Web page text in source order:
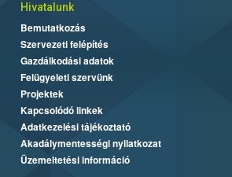
Hivatalunk
Bemutatkozás
Szervezeti felépítés
Gazdálkodási adatok
Felügyeleti szervünk
Projektek
Kapcsolódó linkek
Adatkezelési tájékoztató
Akadálymentességi nyilatkozat
Üzemeltetési információ